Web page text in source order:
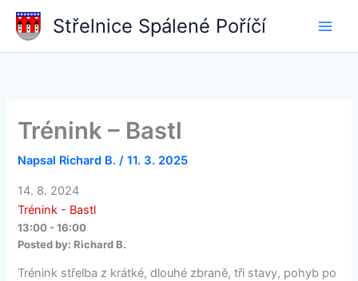
Přeskočit
Střelnice Spálené Poříčí
Trénink – Bastl
Napsal Richard B./11. 3. 2025
14. 8. 2024
Trénink - Bastl
13:00 - 16:00
Posted by: Richard B.
Trénink střelba z krátké, dlouhé zbraně, tři stavy, pohyb po